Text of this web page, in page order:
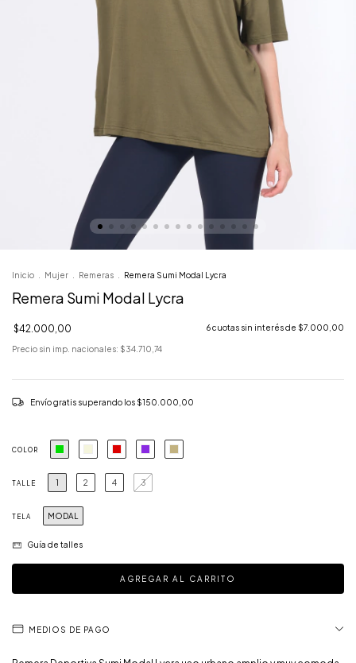
Inicio Mujer Remeras Remera Sumi Modal Lycra
Remera Sumi Modal Lycra
$42.000,00 6cuotas sin interés de $7.000,00
Precio sin imp. nacionales: $34.710,74
Envío gratis superando los $150.000,00
COLOR
TALLE 1 2 4 3
TELA MODAL
Guía de talles
MEDIOS DE PAGO